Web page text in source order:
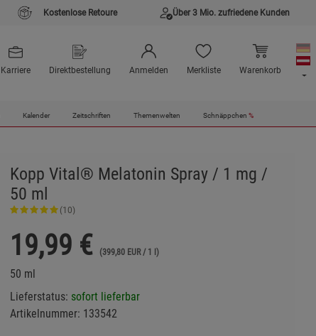
Kostenlose Retoure Über 3 Mio. zufriedene Kunden
Karriere Direktbestellung Anmelden Merkliste Warenkorb
Kalender Zeitschriften Themenwelten Schnäppchen %
Kopp Vital® Melatonin Spray / 1 mg /
50 ml
(10)
19,99 € (399,80 EUR / 1 l)
50 ml
Lieferstatus: sofort lieferbar
Artikelnummer: 133542